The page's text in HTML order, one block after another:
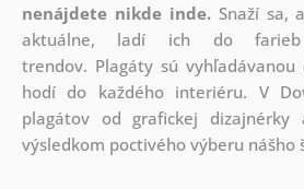
nenájdete nikde inde.Snaží sa,
aktuálne, ladí ich do farieb
trendov. Plagáty sú
hodí do každého interiéru. V
plagátov od grafickej
výsledkom poctivého výberu nášho